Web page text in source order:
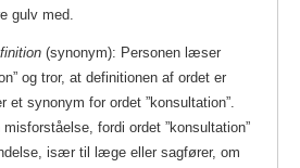
gulv med.
(synonym): Personen læser
og tror, at definitionen af ordet er
et synonym for ordet ”konsultation”.
misforståelse, fordi ordet ”konsultation”
især til læge eller sagfører, om